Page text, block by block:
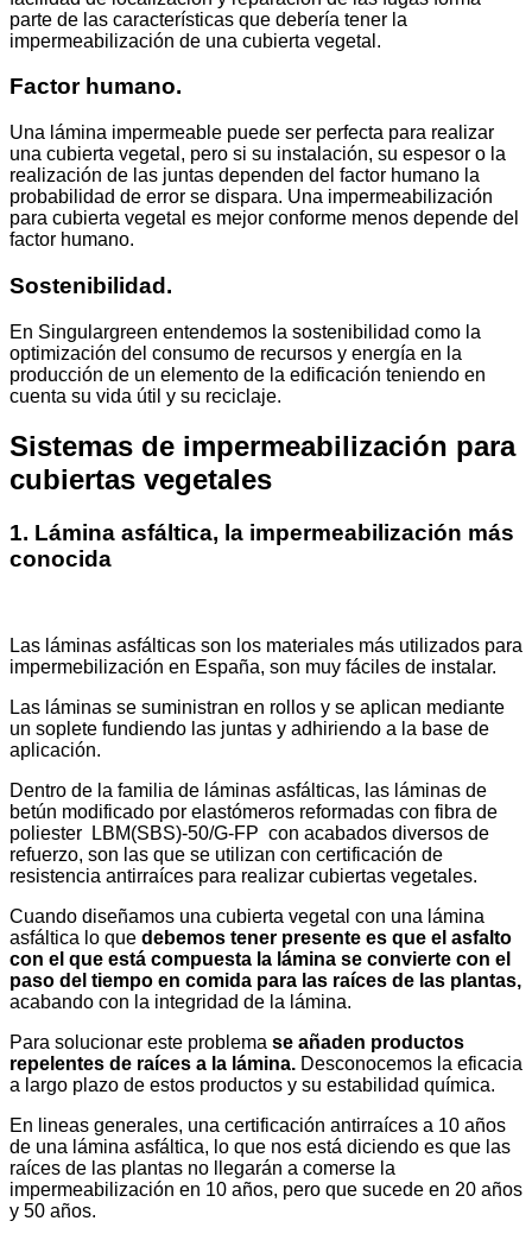
parte de las características que debería tener la
impermeabilización de una cubierta vegetal.
Factor humano.
Una lámina impermeable puede ser perfecta para realizar
una cubierta vegetal, pero si su instalación, su espesor o la
realización de las juntas dependen del factor humano la
probabilidad de error se dispara. Una impermeabilización
para cubierta vegetal es mejor conforme menos depende del
factor humano.
Sostenibilidad.
En Singulargreen entendemos la sostenibilidad como la
optimización del consumo de recursos y energía en la
producción de un elemento de la edificación teniendo en
cuenta su vida útil y su reciclaje.
Sistemas de impermeabilización para
cubiertas vegetales
1. Lámina asfáltica, la impermeabilización más
conocida
Las láminas asfálticas son los materiales más utilizados para
impermebilización en España, son muy fáciles de instalar.
Las láminas se suministran en rollos y se aplican mediante
un soplete fundiendo las juntas y adhiriendo a la base de
aplicación.
Dentro de la familia de láminas asfálticas, las láminas de
betún modificado por elastómeros reformadas con fibra de
poliester LBM(SBS)-50/G-FP con acabados diversos de
refuerzo, son las que se utilizan con certificación de
resistencia antirraíces para realizar cubiertas vegetales.
Cuando diseñamos una cubierta vegetal con una lámina
asfáltica lo que debemos tener presente es que el asfalto
con el que está compuesta la lámina se convierte con el
paso del tiempo en comida para las raíces de las plantas,
acabando con la integridad de la lámina.
Para solucionar este problema se añaden productos
repelentes de raíces a la lámina. Desconocemos la eficacia
a largo plazo de estos productos y su estabilidad química.
En lineas generales, una certificación antirraíces a 10 años
de una lámina asfáltica, lo que nos está diciendo es que las
raíces de las plantas no llegarán a comerse la
impermeabilización en 10 años, pero que sucede en 20 años
y 50 años.